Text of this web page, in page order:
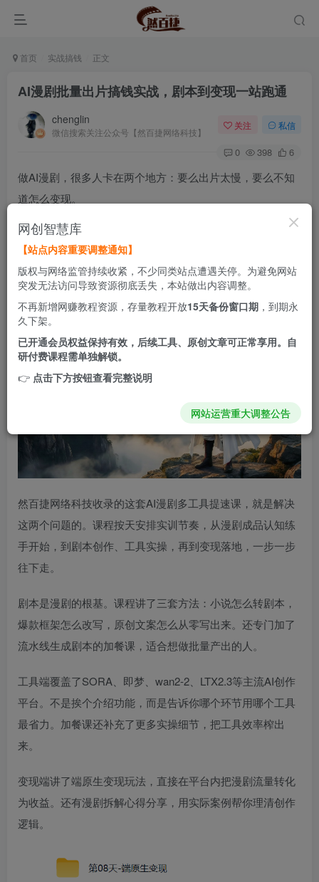
首页 实战搞钱 正文
AI漫剧批量出片搞钱实战，剧本到变现一站跑通
chenglin
微信搜索关注公众号【然百捷网络科技】
关注 私信
0 398 6
做AI漫剧，很多人卡在两个地方：要么出片太慢，要么不知
道怎么变现。
出片慢，多半是工具没选对，或者流程没串起来。一部漫剧
从剧本、分镜、角色到视频生成，每个环节用不同的工具效
率差好几倍。变现难，是不知道平台有哪些玩法，做了内容
然百捷网络科技收录的这套AI漫剧多工具提速课，就是解决
这两个问题的。课程按天安排实训节奏，从漫剧成品认知练
手开始，到剧本创作、工具实操，再到变现落地，一步一步
往下走。
剧本是漫剧的根基。课程讲了三套方法：小说怎么转剧本，
爆款框架怎么改写，原创文案怎么从零写出来。还专门加了
流水线生成剧本的加餐课，适合想做批量产出的人。
工具端覆盖了SORA、即梦、wan2-2、LTX2.3等主流AI创作
平台。不是挨个介绍功能，而是告诉你哪个环节用哪个工具
最省力。加餐课还补充了更多实操细节，把工具效率榨出
来。
变现端讲了端原生变现玩法，直接在平台内把漫剧流量转化
为收益。还有漫剧拆解心得分享，用实际案例帮你理清创作
逻辑。
网创智慧库
【站点内容重要调整通知】
版权与网络监管持续收紧，不少同类站点遭遇关停。为避免网站
突发无法访问导致资源彻底丢失，本站做出内容调整。
不再新增网赚教程资源，存量教程开放15天备份窗口期 ，到期永
久下架。
已开通会员权益保持有效，后续工具、原创文章可正常享用。自
研付费课程需单独解锁。
👉 点击下方按钮查看完整说明
网站运营重大调整公告